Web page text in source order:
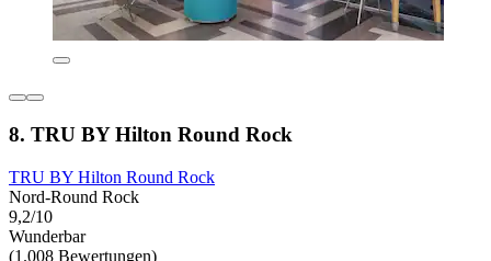
8. TRU BY Hilton Round Rock
TRU BY Hilton Round Rock
Nord-Round Rock
9,2/10
Wunderbar
(1.008 Bewertungen)